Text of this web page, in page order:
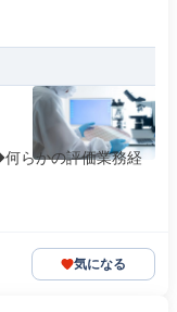
らかの評価業務経
気になる